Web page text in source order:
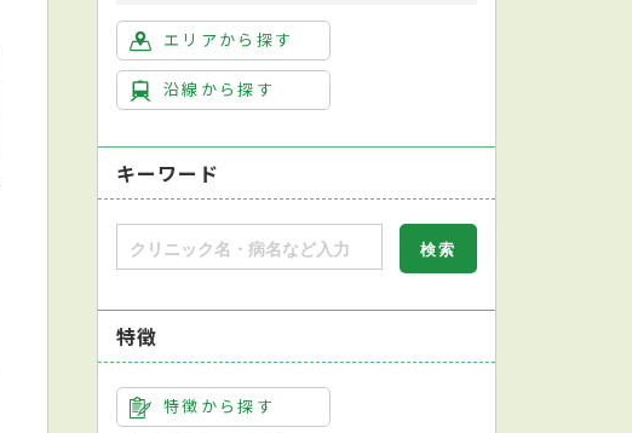
CPAP療法
エリアから探す
沿線から探す
キーワード
特徴
特徴から探す